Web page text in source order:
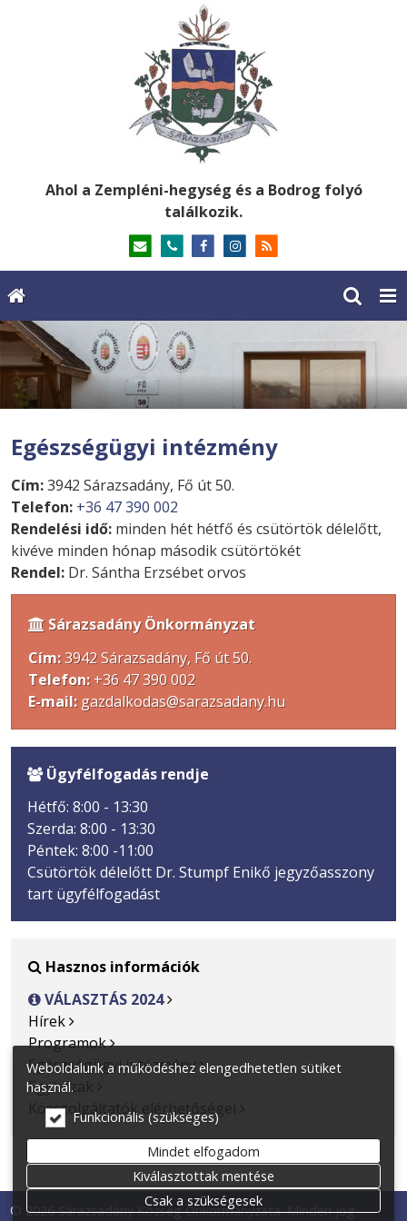
Ahol a Zempléni-hegység és a Bodrog folyó
találkozik.
Egészségügyi intézmény
Cím:3942 Sárazsadány, Fő út 50.
Telefon: +36 47 390 002
Rendelési idő: minden hét hétfő és csütörtök délelőtt,
kivéve minden hónap második csütörtökét
Rendel: Dr. Sántha Erzsébet orvos
 Sárazsadány Önkormányzat
Cím:3942 Sárazsadány, Fő út 50.
Telefon: +36 47 390 002
E-mail: gazdalkodas@sarazsadany.hu
 Ügyfélfogadás rendje
Hétfő: 8:00 - 13:30
Szerda: 8:00 - 13:30
Péntek: 8:00 -11:00
Csütörtök délelőtt Dr. Stumpf Enikő jegyzőasszony
tart ügyfélfogadást
 Hasznos információk
 VÁLASZTÁS 2024
Hírek
Programok
Egészségügyi intézmény
Egyházak
Közszolgáltatók elérhetőségei
© 2026 Sárazsadány Község Önkormányzata. Minden jog
Weboldalunk a működéshez elengedhetetlen sütiket
használ.
Funkcionális (szükséges)
Mindet elfogadom
Kiválasztottak mentése
Csak a szükségesek